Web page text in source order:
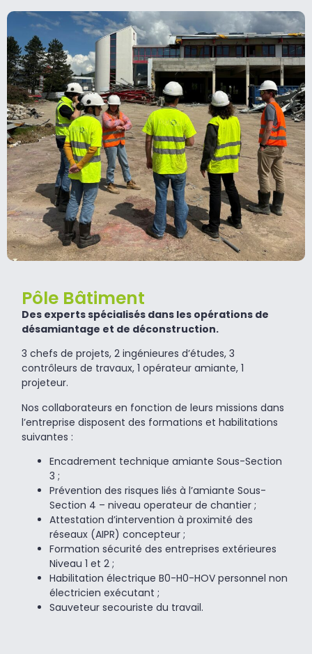
Pôle Bâtiment
Des experts spécialisés dans les opérations de
désamiantage et de déconstruction.
3 chefs de projets, 2 ingénieures d’études, 3
contrôleurs de travaux, 1 opérateur amiante, 1
projeteur.
Nos collaborateurs en fonction de leurs missions dans
l’entreprise disposent des formations et habilitations
suivantes :
Encadrement technique amiante Sous-Section
3 ;
Prévention des risques liés à l’amiante Sous-
Section 4 – niveau operateur de chantier ;
Attestation d’intervention à proximité des
réseaux (AIPR) concepteur ;
Formation sécurité des entreprises extérieures
Niveau 1 et 2 ;
Habilitation électrique B0-H0-HOV personnel non
électricien exécutant ;
Sauveteur secouriste du travail.